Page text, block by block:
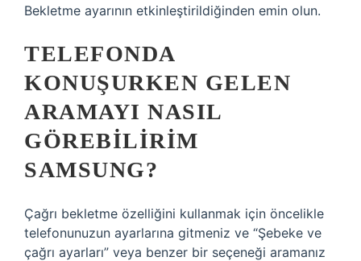
Bekletme ayarının etkinleştirildiğinden emin olun.
TELEFONDA
KONUŞURKEN GELEN
ARAMAYI NASIL
GÖREBILIRIM
SAMSUNG?
Çağrı bekletme özelliğini kullanmak için öncelikle
telefonunuzun ayarlarına gitmeniz ve “Şebeke ve
çağrı ayarları” veya benzer bir seçeneği aramanız